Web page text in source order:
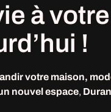
à votre
!
votre maison,
nouvel espace,